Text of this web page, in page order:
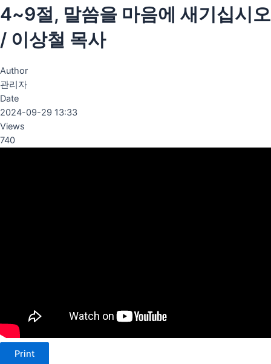
4~9절, 말씀을 마음에 새기십시오
/ 이상철 목사
Author
관리자
Date
2024-09-29 13:33
Views
740
Print